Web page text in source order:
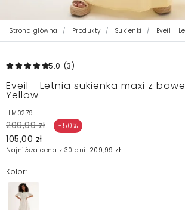
Strona główna Produkty Sukienki Eveil -
5.0 (3)
Eveil - Letnia sukienka maxi z
Yellow
ILM0279
209,99 zł -50%
105,00 zł
Najniższa cena z 30 dni: 209,99 zł
Kolor: